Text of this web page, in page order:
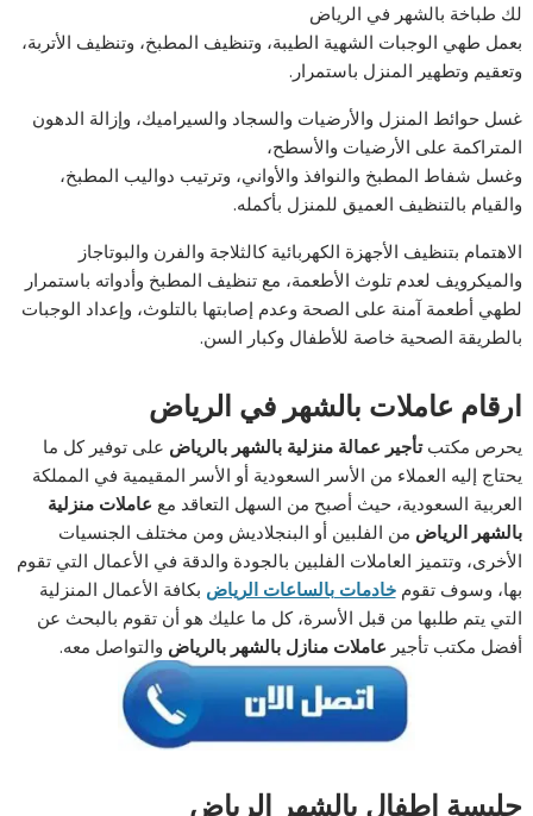
لك طباخة بالشهر في الرياض
بعمل طهي الوجبات الشهية الطيبة، وتنظيف المطبخ، وتنظيف الأتربة،
وتعقيم وتطهير المنزل باستمرار.
غسل حوائط المنزل والأرضيات والسجاد والسيراميك، وإزالة الدهون
المتراكمة على الأرضيات والأسطح،
وغسل شفاط المطبخ والنوافذ والأواني، وترتيب دواليب المطبخ،
والقيام بالتنظيف العميق للمنزل بأكمله.
الاهتمام بتنظيف الأجهزة الكهربائية كالثلاجة والفرن والبوتاجاز
والميكرويف لعدم تلوث الأطعمة، مع تنظيف المطبخ وأدواته باستمرار
لطهي أطعمة آمنة على الصحة وعدم إصابتها بالتلوث، وإعداد الوجبات
بالطريقة الصحية خاصة للأطفال وكبار السن.
ارقام عاملات بالشهر في الرياض
يحرص مكتبتأجير عمالة منزلية بالشهر بالرياض على توفير كل ما
يحتاج إليه العملاء من الأسر السعودية أو الأسر المقيمية في المملكة
العربية السعودية، حيث أصبح من السهل التعاقد مع عاملات منزلية
بالشهر الرياض من الفلبين أو البنجلاديش ومن مختلف الجنسيات
الأخرى، وتتميز العاملات الفلبين بالجودة والدقة في الأعمال التي تقوم
بها، وسوف تقومخادمات بالساعات الرياض بكافة الأعمال المنزلية
التي يتم طلبها من قبل الأسرة، كل ما عليك هو أن تقوم بالبحث عن
أفضل مكتب تأجير عاملات منازل بالشهر بالرياض والتواصل معه.
جليسة اطفال بالشهر الرياض